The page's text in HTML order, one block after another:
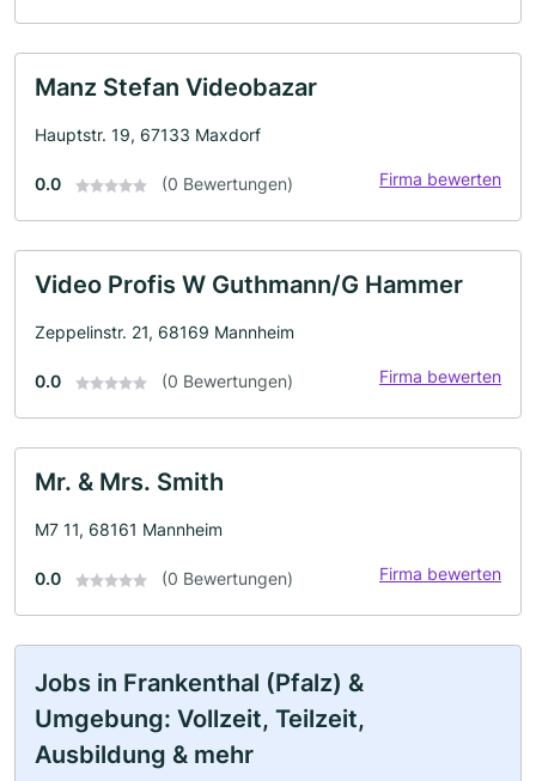
Manz Stefan Videobazar
Hauptstr. 19, 67133 Maxdorf
0.0 (0 Bewertungen) Firma bewerten
Video Profis W Guthmann/G Hammer
Zeppelinstr. 21, 68169 Mannheim
0.0 (0 Bewertungen) Firma bewerten
Mr. & Mrs. Smith
M7 11, 68161 Mannheim
0.0 (0 Bewertungen) Firma bewerten
Jobs in Frankenthal (Pfalz) &
Umgebung: Vollzeit, Teilzeit,
Ausbildung & mehr